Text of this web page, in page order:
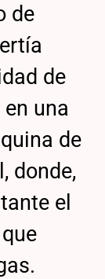
de
de
una
de
donde,
el